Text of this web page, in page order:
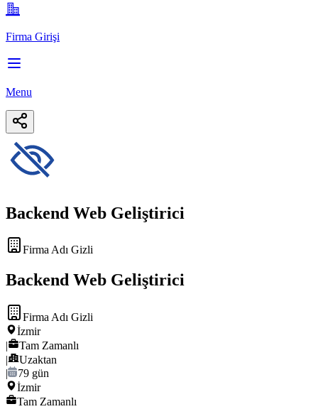
Firma Girişi
Menu
Backend Web Geliştirici
Firma Adı Gizli
Backend Web Geliştirici
Firma Adı Gizli
İzmir
|
Tam Zamanlı
|
Uzaktan
|
79 gün
İzmir
Tam Zamanlı